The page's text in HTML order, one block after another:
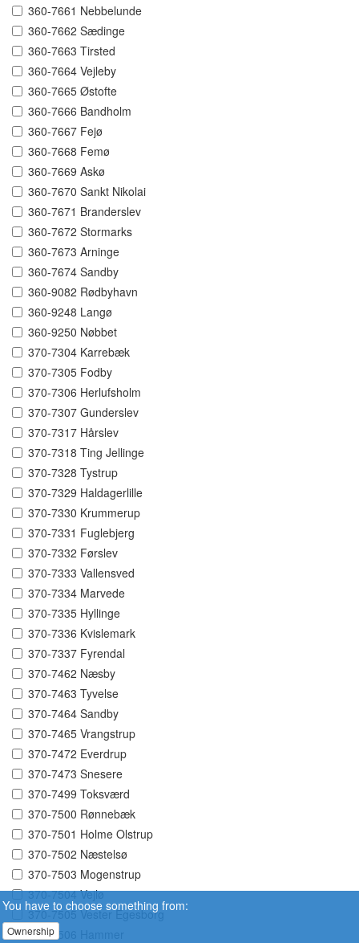
360-7661 Nebbelunde
360-7662 Sædinge
360-7663 Tirsted
360-7664 Vejleby
360-7665 Østofte
360-7666 Bandholm
360-7667 Fejø
360-7668 Femø
360-7669 Askø
360-7670 Sankt Nikolai
360-7671 Branderslev
360-7672 Stormarks
360-7673 Arninge
360-7674 Sandby
360-9082 Rødbyhavn
360-9248 Langø
360-9250 Nøbbet
370-7304 Karrebæk
370-7305 Fodby
370-7306 Herlufsholm
370-7307 Gunderslev
370-7317 Hårslev
370-7318 Ting Jellinge
370-7328 Tystrup
370-7329 Haldagerlille
370-7330 Krummerup
370-7331 Fuglebjerg
370-7332 Førslev
370-7333 Vallensved
370-7334 Marvede
370-7335 Hyllinge
370-7336 Kvislemark
370-7337 Fyrendal
370-7462 Næsby
370-7463 Tyvelse
370-7464 Sandby
370-7465 Vrangstrup
370-7472 Everdrup
370-7473 Snesere
370-7499 Toksværd
370-7500 Rønnebæk
370-7501 Holme Olstrup
370-7502 Næstelsø
370-7503 Mogenstrup
370-7504 Vejlø
370-7505 Vester Egesborg
370-7506 Hammer
You have to choose something from:
Ownership